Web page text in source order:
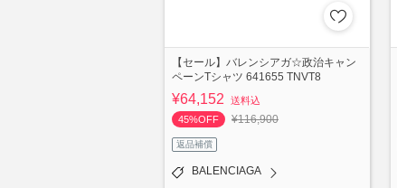
【セール】バレンシアガ☆政治キャン
ペーンTシャツ 641655 TNVT8
¥64,152
送料込
45%OFF
¥116,900
返品補償
BALENCIAGA